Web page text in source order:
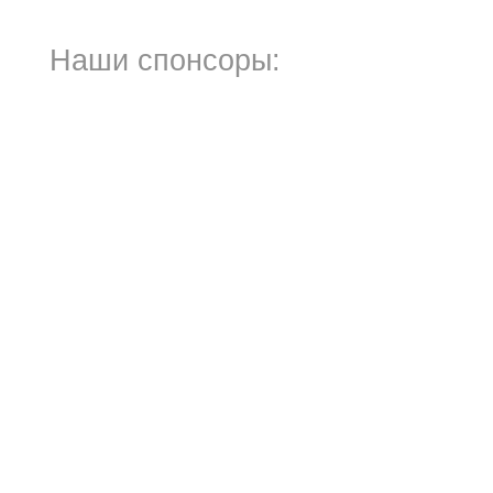
Наши спонсоры: